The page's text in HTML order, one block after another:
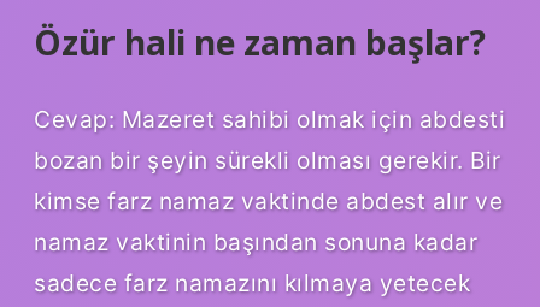
Özür hali ne zaman başlar?
Cevap: Mazeret sahibi olmak için abdesti
bozan bir şeyin sürekli olması gerekir. Bir
kimse farz namaz vaktinde abdest alır ve
namaz vaktinin başından sonuna kadar
sadece farz namazını kılmaya yetecek